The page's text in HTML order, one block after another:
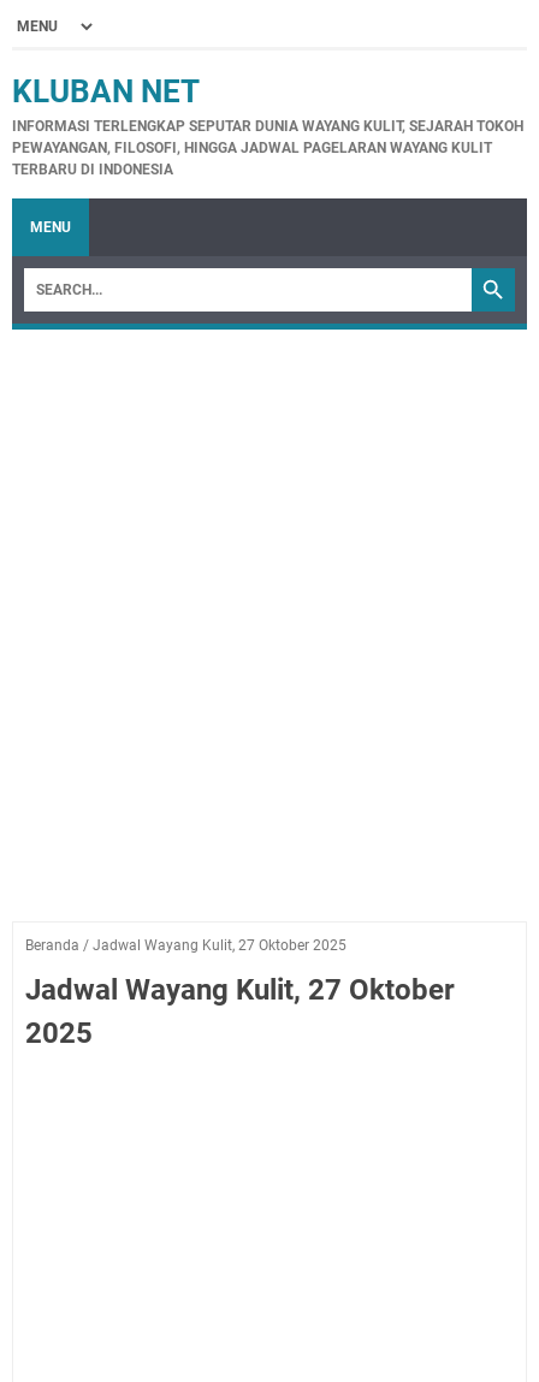
KLUBAN NET
INFORMASI TERLENGKAP SEPUTAR DUNIA WAYANG KULIT, SEJARAH TOKOH
PEWAYANGAN, FILOSOFI, HINGGA JADWAL PAGELARAN WAYANG KULIT
TERBARU DI INDONESIA
MENU
Beranda / Jadwal Wayang Kulit, 27 Oktober 2025
Jadwal Wayang Kulit, 27 Oktober
2025